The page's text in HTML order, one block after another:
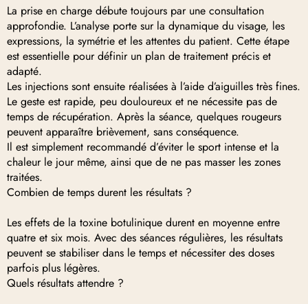
La prise en charge débute toujours par une consultation
approfondie. L’analyse porte sur la dynamique du visage, les
expressions, la symétrie et les attentes du patient. Cette étape
est essentielle pour définir un plan de traitement précis et
adapté.
Les injections sont ensuite réalisées à l’aide d’aiguilles très fines.
Le geste est rapide, peu douloureux et ne nécessite pas de
temps de récupération. Après la séance, quelques rougeurs
peuvent apparaître brièvement, sans conséquence.
Il est simplement recommandé d’éviter le sport intense et la
chaleur le jour même, ainsi que de ne pas masser les zones
traitées.
Combien de temps durent les résultats ?
Les effets de la toxine botulinique durent en moyenne entre
quatre et six mois. Avec des séances régulières, les résultats
peuvent se stabiliser dans le temps et nécessiter des doses
parfois plus légères.
Quels résultats attendre ?